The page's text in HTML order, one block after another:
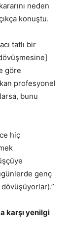
neden
konuştu.
tatlı bir
göre
profesyonel
bunu
hiç
genç
karşı yenilgi